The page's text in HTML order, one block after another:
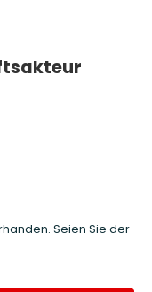
Seien Sie der